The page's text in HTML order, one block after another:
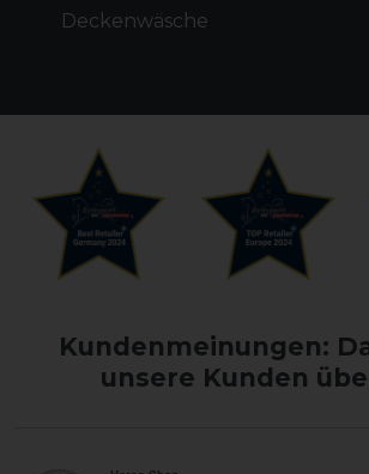
Deckenwäsche
Kundenmeinungen:
unsere Kunden